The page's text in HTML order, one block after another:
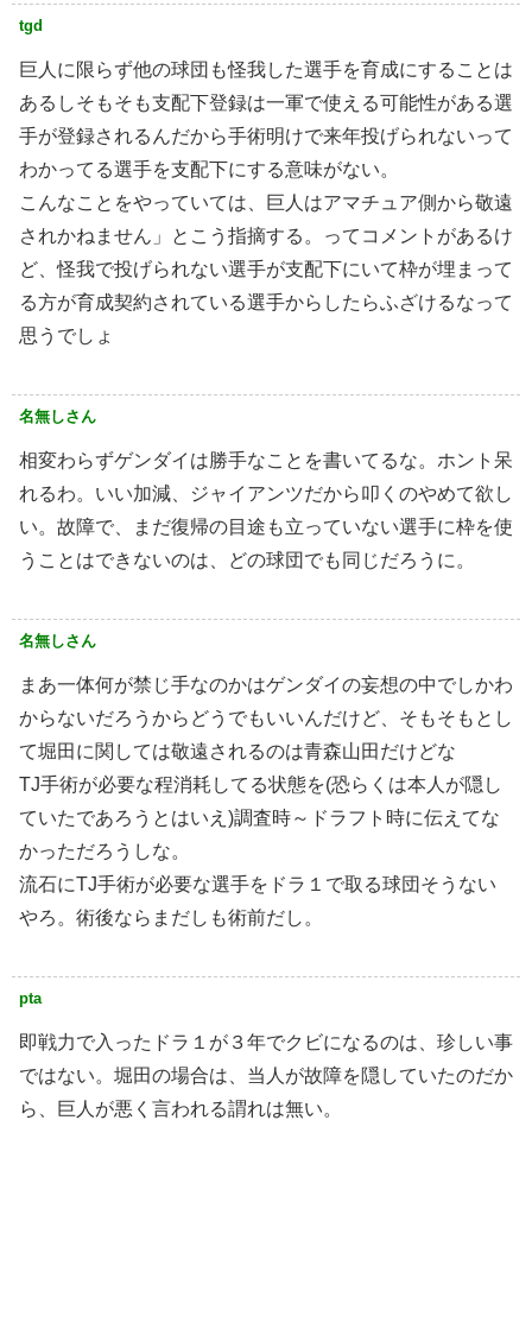
tgd
巨人に限らず他の球団も怪我した選手を育成にすることは
あるしそもそも支配下登録は一軍で使える可能性がある選
手が登録されるんだから手術明けで来年投げられないって
わかってる選手を支配下にする意味がない。
こんなことをやっていては、巨人はアマチュア側から敬遠
されかねません」とこう指摘する。ってコメントがあるけ
ど、怪我で投げられない選手が支配下にいて枠が埋まって
る方が育成契約されている選手からしたらふざけるなって
思うでしょ
名無しさん
相変わらずゲンダイは勝手なことを書いてるな。ホント呆
れるわ。いい加減、ジャイアンツだから叩くのやめて欲し
い。故障で、まだ復帰の目途も立っていない選手に枠を使
うことはできないのは、どの球団でも同じだろうに。
名無しさん
まあ一体何が禁じ手なのかはゲンダイの妄想の中でしかわ
からないだろうからどうでもいいんだけど、そもそもとし
て堀田に関しては敬遠されるのは青森山田だけどな
TJ手術が必要な程消耗してる状態を(恐らくは本人が隠し
ていたであろうとはいえ)調査時～ドラフト時に伝えてな
かっただろうしな。
流石にTJ手術が必要な選手をドラ１で取る球団そうない
やろ。術後ならまだしも術前だし。
pta
即戦力で入ったドラ１が３年でクビになるのは、珍しい事
ではない。堀田の場合は、当人が故障を隠していたのだか
ら、巨人が悪く言われる謂れは無い。